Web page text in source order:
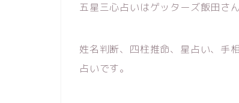
五星三心占いはゲッターズ飯田さ
姓名判断、四柱推命、星占い、手
占いです。